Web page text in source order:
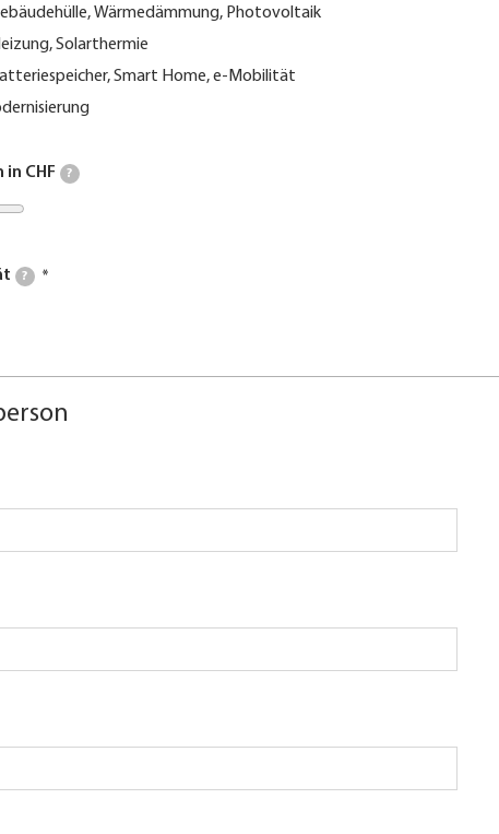
Wärmedämmung, Photovoltaik
Solarthermie
Smart Home, e-Mobilität
CHF ?
?